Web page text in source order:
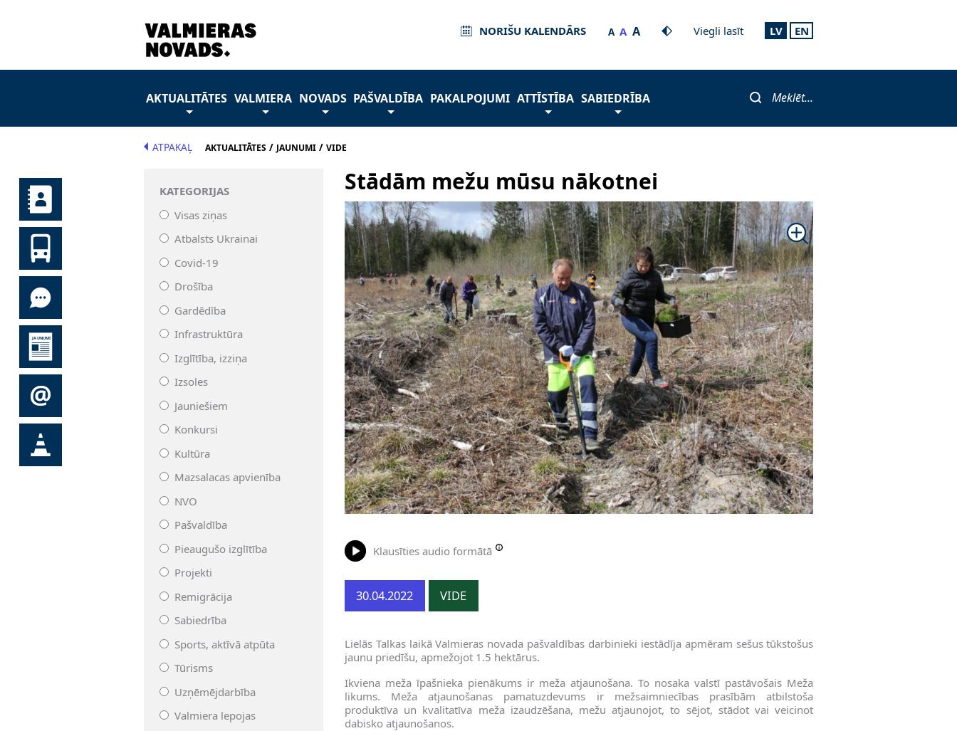
NORIŠU KALENDĀRS A A A Viegli lasīt LV EN
AKTUALITĀTES VALMIERA NOVADS PAŠVALDĪBA PAKALPOJUMI ATTĪSTĪBA SABIEDRĪBA Meklēt...
ATPAKAĻ AKTUALITĀTES/ JAUNUMI/ VIDE
KATEGORIJAS
Visas ziņas
Atbalsts Ukrainai
Covid-19
Drošība
Gardēdība
Infrastruktūra
Izglītība, izziņa
Izsoles
Jauniešiem
Konkursi
Kultūra
Mazsalacas apvienība
NVO
Pašvaldība
Pieaugušo izglītība
Projekti
Remigrācija
Sabiedrība
Sports, aktīvā atpūta
Tūrisms
Uzņēmējdarbība
Valmiera lepojas
Stādām mežu mūsu nākotnei
Klausīties audio formātā
30.04.2022 VIDE
Lielās Talkas laikā Valmieras novada pašvaldības darbinieki iestādīja apmēram sešus tūkstošus
jaunu priedīšu, apmežojot 1.5 hektārus.
Ikviena meža īpašnieka pienākums ir meža atjaunošana. To nosaka valstī pastāvošais Meža
likums. Meža atjaunošanas pamatuzdevums ir mežsaimniecības prasībām atbilstoša
produktīva un kvalitatīva meža izaudzēšana, mežu atjaunojot, to sējot, stādot vai veicinot
dabisko atjaunošanos.